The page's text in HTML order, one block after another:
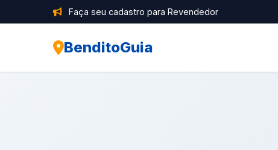
Faça seu cadastro para Revendedor
BenditoGuia